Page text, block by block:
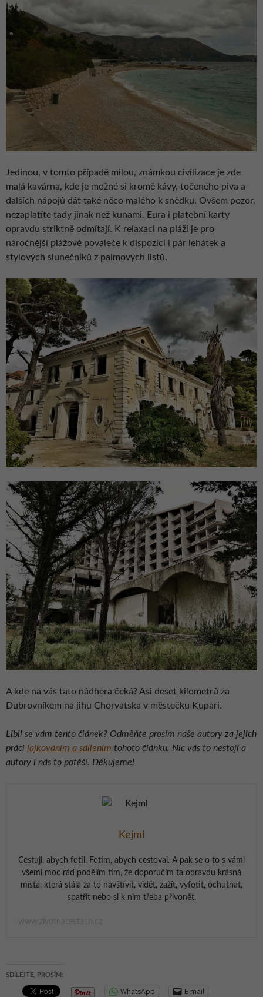
Jedinou, v tomto případě milou, známkou civilizace je zde
malá kavárna, kde je možné si kromě kávy, točeného piva a
dalších nápojů dát také něco malého k snědku. Ovšem pozor,
nezaplatíte tady jinak než kunami. Eura i platební karty
opravdu striktně odmítají. K relaxaci na pláži je pro
náročnější plážové povaleče k dispozici i pár lehátek a
stylových slunečníků z palmových listů.
A kde na vás tato nádhera čeká? Asi deset kilometrů za
Dubrovníkem na jihu Chorvatska v městečku Kupari.
Líbil se vám tento článek? Odměňte prosím naše autory za jejich
práci lajkováním a sdílením tohoto článku. Nic vás to nestojí a
autory i nás to potěší. Děkujeme!
Kejml
Cestuji, abych fotil. Fotím, abych cestoval. A pak se o to s vámi
všemi moc rád podělím tím, že doporučím ta opravdu krásná
místa, která stála za to navštívit, vidět, zažít, vyfotit, ochutnat,
spatřit nebo si k nim třeba přivonět.
SDÍLEJTE, PROSÍM:
WhatsApp
E-mail